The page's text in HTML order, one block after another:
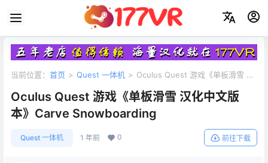
当前位置： 首页 > Quest 一体机 > Oculus Quest 游戏《单板滑雪 汉
Oculus Quest 游戏《单板滑雪 汉化中文版
本》Carve Snowboarding
Quest 一体机 1 年前 0 前往下载